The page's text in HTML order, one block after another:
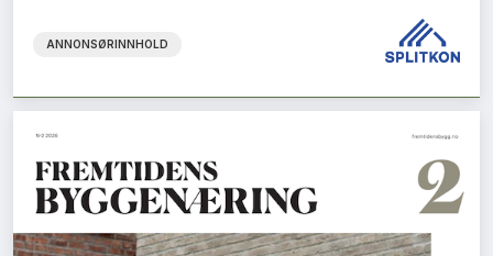
ANNONSØRINNHOLD